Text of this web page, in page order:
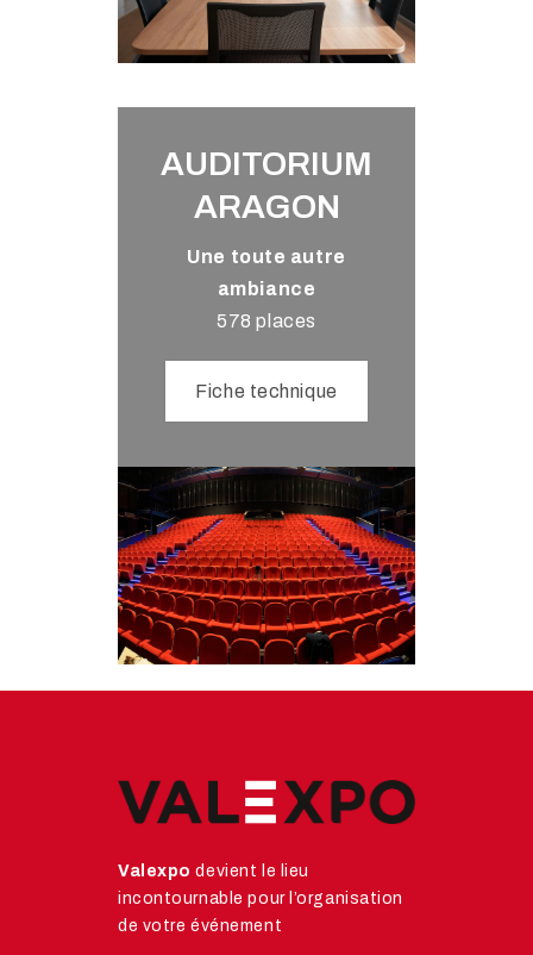
AUDITORIUM
ARAGON
Une toute autre
ambiance
578 places
Fiche technique
Valexpodevient le lieu
incontournable pour l’organisation
de votre événement